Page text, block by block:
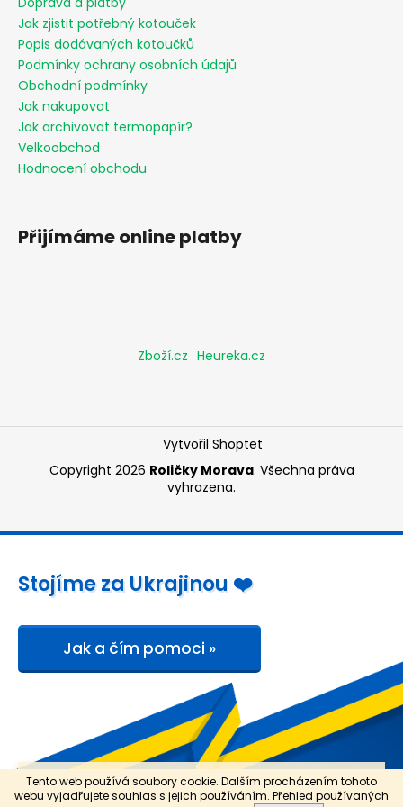
Tento web používá soubory cookie. Dalším procházením tohoto
webu vyjadřujete souhlas s jejich používáním. Přehled používaných
B O N U S Y: ZDARMA doprava a dobírka od 1.500,- Kč. Sleva
5 % při nákupu od 3.000,- Kč mimo etiketovacích kleští. Pro
Jak zjistit potřebný kotouček
Popis dodávaných kotoučků
Podmínky ochrany osobních údajů
Obchodní podmínky
Jak nakupovat
Jak archivovat termopapír?
Velkoobchod
Hodnocení obchodu
Přijímáme online platby
Zboží.cz Heureka.cz
Vytvořil Shoptet
Copyright 2026 Roličky Morava. Všechna práva
vyhrazena.
Stojíme za Ukrajinou ❤️
Jak a čím pomoci »